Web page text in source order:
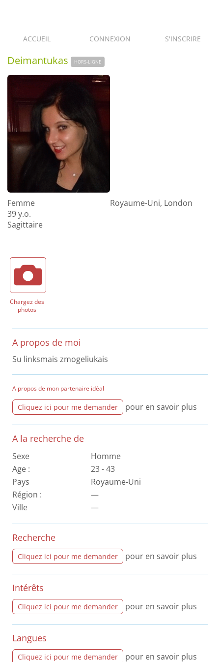
ACCUEIL CONNEXION S'INSCRIRE
Deimantukas HORS-LIGNE
Femme
39 y.o.
Sagittaire
Royaume-Uni, London
Chargez des
photos
A propos de moi
Su linksmais zmogeliukais
A propos de mon partenaire idéal
Cliquez ici pour me demander pour en savoir plus
A la recherche de
Sexe
Homme
Age :
23 - 43
Pays
Royaume-Uni
Région :
—
Ville
—
Recherche
Cliquez ici pour me demander pour en savoir plus
Intérêts
Cliquez ici pour me demander pour en savoir plus
Langues
Cliquez ici pour me demander pour en savoir plus